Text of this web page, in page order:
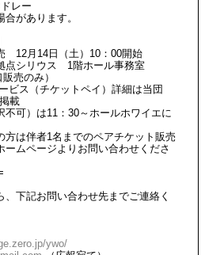
レー
があります。
12月14日（土）10：00開始
点シリウス 1階ホール事務室
売のみ）
ス（チケットペイ）詳細は当団
載
可）は11：30～ホールホワイエに
は伴者1名までのペアチケット販売
ームページよりお問い合わせくださ
、下記お問い合わせ先までご連絡く
ywo/